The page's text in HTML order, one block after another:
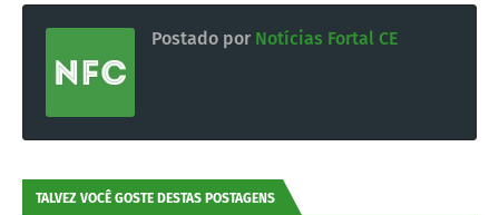
Postado por Notícias Fortal CE
TALVEZ VOCÊ GOSTE DESTAS POSTAGENS